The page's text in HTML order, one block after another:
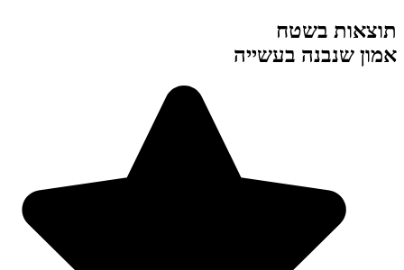
תוצאות בשטח
אמון שנבנה בעשייה